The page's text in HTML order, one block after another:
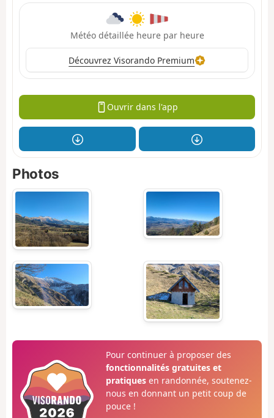
Météo détaillée heure par heure
Découvrez Visorando Premium
Ouvrir dans l'app
Photos
Pour continuer à proposer des
fonctionnalités gratuites et
pratiquesen randonnée, soutenez-
nous en donnant un petit coup de
pouce !